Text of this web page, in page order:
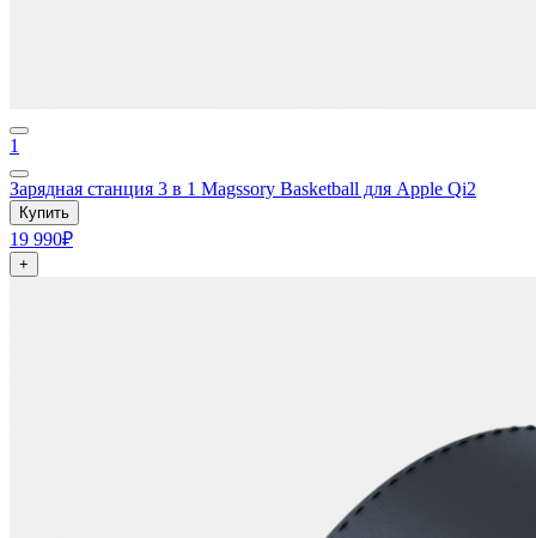
1
Зарядная станция 3 в 1 Magssory Basketball для Apple Qi2
Купить
19 990₽
+